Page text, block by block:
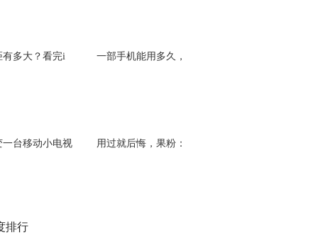
有多大？看完i 一部手机能用多久，
一台移动小电视 用过就后悔，果粉：
排行